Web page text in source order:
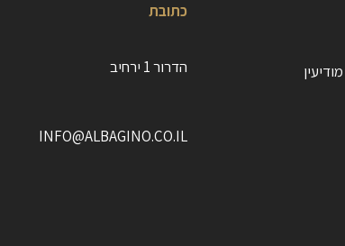
כתובת
הדרור 1 ירחיב
INFO@ALBAGINO.CO.IL